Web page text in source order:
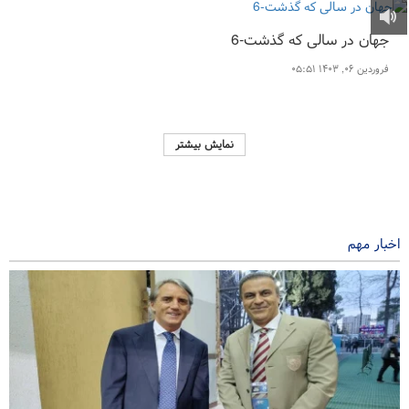
جهان در سالی که گذشت-6
فروردین ۰۶, ۱۴۰۳ ۰۵:۵۱
نمایش بیشتر
اخبار مهم